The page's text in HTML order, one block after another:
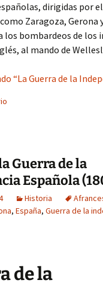
dirigidas por
Zaragoza, Gerona
los bombardeos de los
al mando de
“La Guerra de la
Guerra de la
Española
Historia
, España, Guerra de la
de la